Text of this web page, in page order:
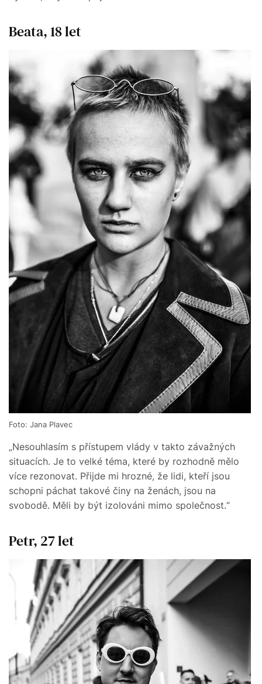
Beata, 18 let
Foto: Jana Plavec
„Nesouhlasím s přístupem vlády v takto závažných
situacích. Je to velké téma, které by rozhodně mělo
více rezonovat. Přijde mi hrozné, že lidi, kteří jsou
schopni páchat takové činy na ženách, jsou na
svobodě. Měli by být izolováni mimo společnost.“
Petr, 27 let